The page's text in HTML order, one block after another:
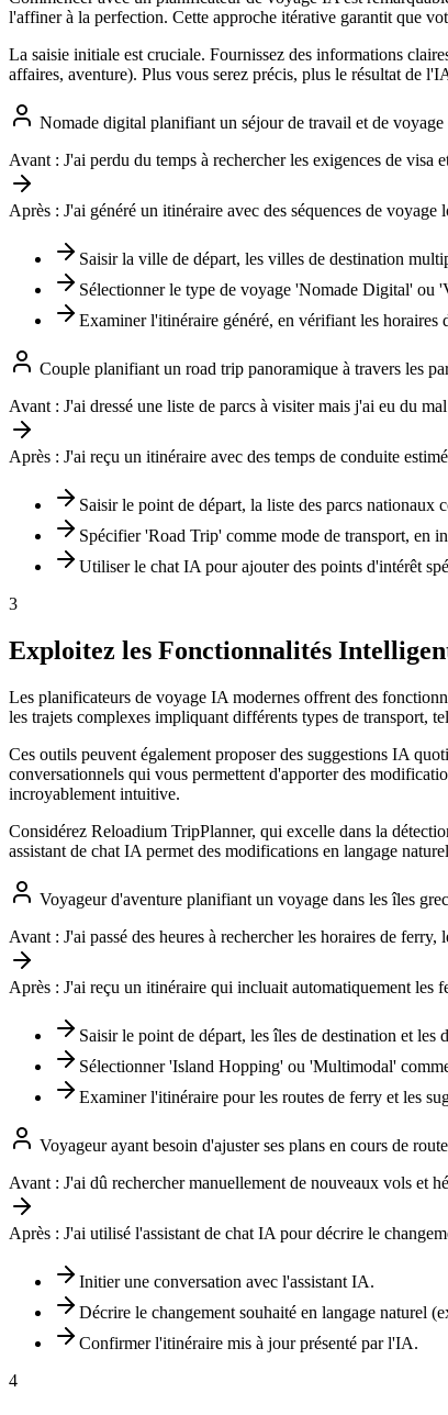
l'affiner à la perfection. Cette approche itérative garantit que
La saisie initiale est cruciale. Fournissez des informations
affaires, aventure). Plus vous serez précis, plus le résultat de
Nomade digital planifiant un séjour de travail et de
Avant : J'ai perdu du temps à rechercher les exigences de visa
Après : J'ai généré un itinéraire avec des séquences de
Saisir la ville de départ, les villes de destination
Sélectionner le type de voyage 'Nomade Digital' ou
Examiner l'itinéraire généré, en vérifiant les horaires
Couple planifiant un road trip panoramique à travers les
Avant : J'ai dressé une liste de parcs à visiter mais j'ai eu du
Après : J'ai reçu un itinéraire avec des temps de conduite
Saisir le point de départ, la liste des parcs nationaux
Spécifier 'Road Trip' comme mode de transport, en
Utiliser le chat IA pour ajouter des points d'intérêt
3
Exploitez les Fonctionnalités
Les planificateurs de voyage IA modernes offrent des
les trajets complexes impliquant différents types de transport,
Ces outils peuvent également proposer des suggestions IA
conversationnels qui vous permettent d'apporter des
incroyablement intuitive.
Considérez Reloadium TripPlanner, qui excelle dans la
assistant de chat IA permet des modifications en langage
Voyageur d'aventure planifiant un voyage dans les îles
Avant : J'ai passé des heures à rechercher les horaires de
Après : J'ai reçu un itinéraire qui incluait automatiquement les
Saisir le point de départ, les îles de destination et les
Sélectionner 'Island Hopping' ou 'Multimodal'
Examiner l'itinéraire pour les routes de ferry et les
Voyageur ayant besoin d'ajuster ses plans en cours de route
Avant : J'ai dû rechercher manuellement de nouveaux vols et
Après : J'ai utilisé l'assistant de chat IA pour décrire le
Initier une conversation avec l'assistant IA.
Décrire le changement souhaité en langage naturel
Confirmer l'itinéraire mis à jour présenté par l'IA.
4